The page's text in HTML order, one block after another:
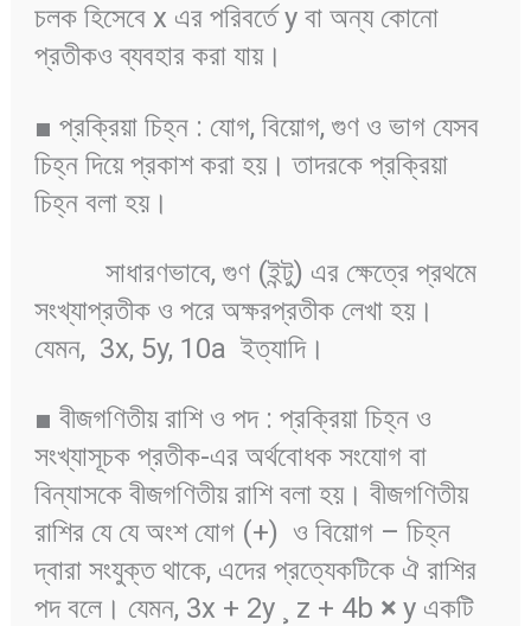
চলক হিসেবে x এর পরিবর্তে y বা অন্য কোনো
প্রতীকও ব্যবহার করা যায়।
■ প্রক্রিয়া চিহ্ন : যোগ, বিয়োগ, গুণ ও ভাগ যেসব
চিহ্ন দিয়ে প্রকাশ করা হয়। তাদরকে প্রক্রিয়া
চিহ্ন বলা হয়।
সাধারণভাবে, গুণ (ইন্টু) এর ক্ষেত্রে প্রথমে
সংখ্যাপ্রতীক ও পরে অক্ষরপ্রতীক লেখা হয়।
যেমন, 3x, 5y, 10a ইত্যাদি।
■ বীজগণিতীয় রাশি ও পদ : প্রক্রিয়া চিহ্ন ও
সংখ্যাসূচক প্রতীক-এর অর্থবোধক সংযোগ বা
বিন্যাসকে বীজগণিতীয় রাশি বলা হয়। বীজগণিতীয়
রাশির যে যে অংশ যোগ (+) ও বিয়োগ – চিহ্ন
দ্বারা সংযুক্ত থাকে, এদের প্রত্যেকটিকে ঐ রাশির
পদ বলে। যেমন, 3x + 2y ¸ z + 4b ×y একটি